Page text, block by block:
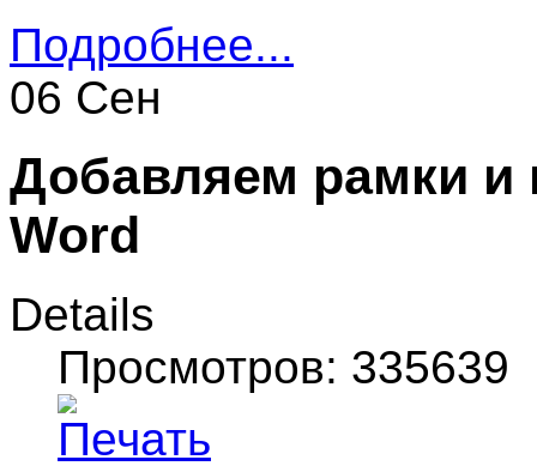
Подробнее...
06 Сен
Добавляем рамки
Word
Details
Просмотров: 335639